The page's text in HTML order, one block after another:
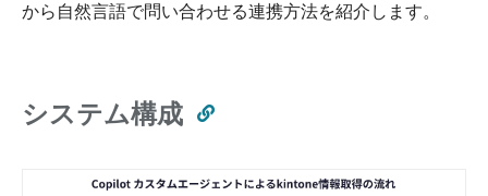
から自然言語で問い合わせる連携方法を紹介します。
システム構成